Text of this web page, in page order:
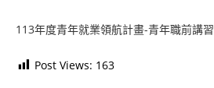
113年度青年就業領航計畫-青年職前講習
Post Views: 163